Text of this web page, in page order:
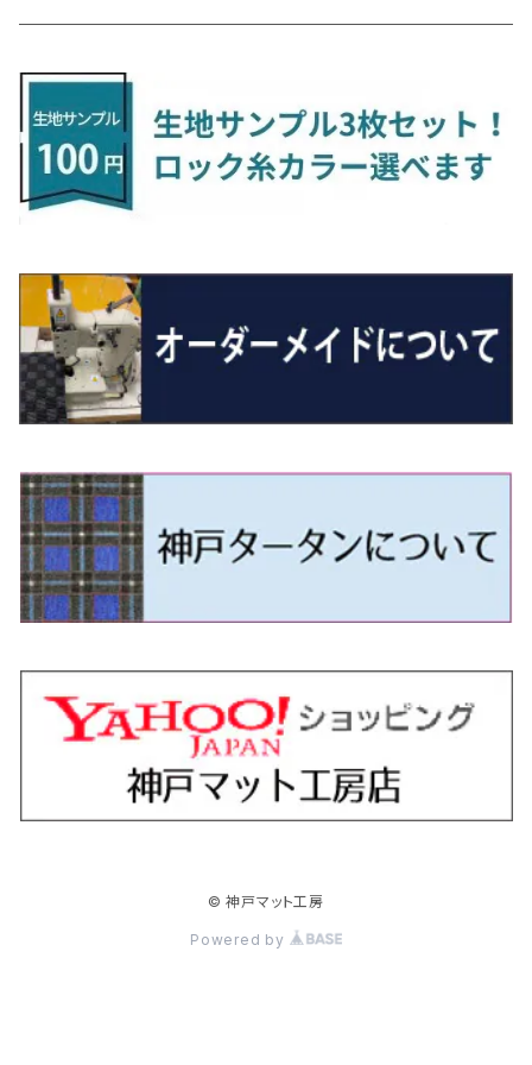
H27/1～R5/6 30系
R5/6～ 40系
H24/4～29/10 20系
ヴィッツ
H22/12～R2/3 130系
ヴォクシー
H26/1～R4/1 80系
R4/1～ 90系
エスクァイア
H26/10～R3/12 80系
エスティマ
H18/1～H24/5（前期）
H24/5～R1/10（後期）
エスティマ・ハイブリッド
H18/6～H24/5（前期）
H24/5～R1/10（後期）
オーリス
H24/8～H30/3 180系
カムリ
H24/5～ 160系
カローラ・クロス
カローラ・スポーツ
R3/11～ 20系
H26/10～
ＲＸ
H27/10～R4/7 20系5人乗
H29/12～R4/7 20系7人乗
R4/11～ 10系
ＵＸ
H30/11～
R2/6~R8/6 15系(e-POWER)
R8/6～ 16系
H11/6～H16/10 Y34
サクラ
R4/5～ B6AW
シーマ
H13/1～R4/8 F50・Y51
シルビア
H3/1～H11/1 S13・S14
H11/1～H14/11 S15
シルフィ
H24/12～R3/10 TB17
ジューク
H22/6～R2/6 F15
スカイライン
H13/6～H18/11 V35
H26/2～ V37
スカイライン・クロスオーバー
H11/6～H16/10 Y34
H1/6～H11/6 Y30
セレナ
H22/11～H28/9 C26
H23/5～ LA100系
ソルテラ
R4/5~ XEAM10X・YEAM15X
ディアスワゴン
H21/9～R2/4 S300系
トレジア
H22/11～H28/3 120系
フォレスター
H14/2～ SG/SH/SJ/SK系
プレオ
H22/4～H30/3 L275/285
プレオプラス
H24/12～H29/5 LA300/310
レヴォーグ
H15/6～R2/8 BN/BM/BL系
レガシィアウトバック
H15/10～ BP/BR/BS/BT系
レガシィツーリングワゴン
H24/11～R1/8 GJ系
キャロル
H27/1～ HB36/37/97S
キャロルエコ
H24/11～H27/1 HB35S
スクラム
H17/9～ DG64/DG17
スクラムトラック
H25/9～ DG16T
デミオ
H19/7～R1/7 DE/DJ系
ビアンテ
H20/7～30/3 CC系
ファミリア バン
H30/6～ 160系
H24/10～ MJ系
フレアクロスオーバー
H26/1～ MS系
R1/7～ LA650/660
H28/11～ M900系
ハイゼット・キャディー
H28/6～R3/9 LA700V
ハイゼット・カーゴ
H16/12～ S300/S700系
ハイゼット・トラック
H11/1～ S200/S500系
ブーン
H28/4～R5/12 M700系
ミラ
H18/12～ L275/285
ミラ・イース
H23/9～ LA300系
ミラ・ココア
H30/6～ LA550/560S
ムーヴ
H26/12～R5/7 LA150/160S
ムーヴキャンバス
H13/9～ DA系
クロスビー(XBEE)
H29/12～R7/10 MN71S
ジムニー
H3/6～ JA/JB系
ジムニーノマド
R7/4～ JC74W
ジムニーワイド/ジムニーシエラ
H10/1～H14/1 JB33/43W
H14/1～ JB43/74W
スイフト/スイフトスポーツ
H22/9～ スイフト
H23/12～
スペーシア/スペーシアカスタム/スペーシアギア
H25/3～R5/11
R5/11～ MK54S・MK94S
スペーシアベース
H23/1～H27/8 MA15S
H27/8～R2/12 MA26/36/46S
ハスラー
H26/1～ MR系
H24/10～R2/12 GF系
アウトランダーＰＨＥＶ
H25/1～ GG/GN系 5人乗
エクリプスクロス/エクリプスクロスPHEV
H30/3～ GK/GL系
タウンボックス
H26/2～ DS17/64W
ディグニティ
H24/7～H29/1 BHGY51
デリカＤ：２
H23/3～ MB系
デリカＤ：３
H23/10～H31/4 BM20 7人乗
デリカＤ：５
R5/5～ B30系/BA系
パジェロ
H18/10～R1/8 7人乗ロング V90系
H24/11～R2/3 JG1・JG2
R2/11～ JG3・JG4
N-ONE e:
R7/9~ JG5
N-VAN
H30/7～ JJ1・JJ2
N-VAN e:
R6/10~ JJ3
N‐WGN/N‐WGNカスタム
H25/11～ JH1・JH2・JH3・JH4
S660
H27/4～R3/12 JW5
WR-V
R6/3～ DG5
ZR-V
H11/6～H30/7 バン HH5・HH6
H21/12～R3/4 トラック
アコード・アコードハイブリッド
H25/6～R2/2 CR系
H16/4～28/1 １T系 トゥラン
R2/7～ A1D系
ティグアン
H20/9～H29/1 5NC系
トゥアレグ
H15/9～H30/4 7L/7P系
パサート
H23/5～H27/7 3CCAX
H27/7～ 3CC/3CD系
ザ・ビートル
H24/4～R3/4 16C系
ポロ
H21/10～H30/3 6RC系
H30/3～ AW系
H27/6～R1/8
ＣＬＳクラス
H30/6～
Ｅクラス
H28/7～
ＧＬＡクラス
H26/5～R2/6
ＧＬＥクラス
R1/6～
Ｓクラス
H25/10～R3/10
Ｖクラス
H27/4～
ラグマットミニ（S）
© 神戸マット工房
Powered by